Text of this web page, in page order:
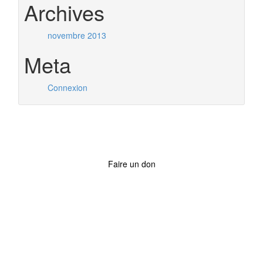
Archives
novembre 2013
Meta
Connexion
Faire un don